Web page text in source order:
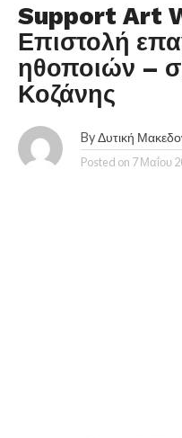
Support Art
Επιστολή
ηθοποιών –
Κοζάνης
By Δυτική
Posted on 7 Μαΐου